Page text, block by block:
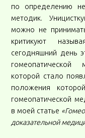
по определению
методик.
можно не
критикуют
сегодняшний день
которой стало
положения
гомеопатической
в моей статье
доказательной